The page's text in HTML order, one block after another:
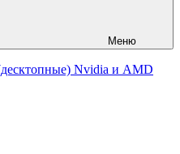
Меню
Nvidia и AMD